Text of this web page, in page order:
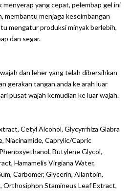
yang cepat, pelembap gel ini
membantu menjaga keseimbangan
mengatur produksi minyak berlebih,
dan segar.
dan leher yang telah dibersihkan
gerakan tangan anda ke arah luar
pusat wajah kemudian ke luar wajah.
Cetyl Alcohol, Glycyrrhiza Glabra
Niacinamide, Caprylic/Capric
Butylene Glycol,
Hamamelis Virgiana Water,
Carbomer, Glycerin, Allantoin,
Orthosiphon Stamineus Leaf Extract,